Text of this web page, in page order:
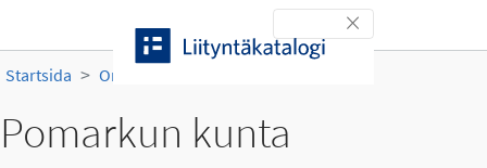
Toggle navigation
Startsida Organisationer
Pomarkun kunta